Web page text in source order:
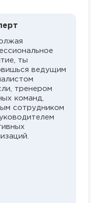
ты
ведущим
тренером
команд,
сотрудником